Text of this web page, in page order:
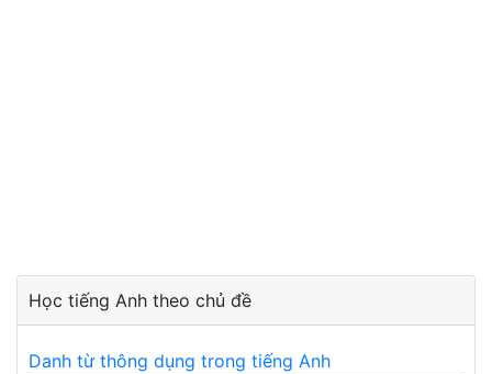
Học tiếng Anh theo chủ đề
Danh từ thông dụng trong tiếng Anh